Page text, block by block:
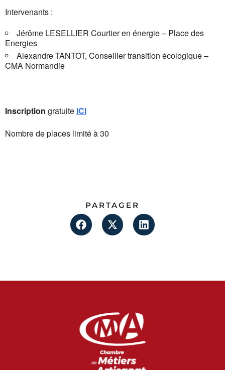
Intervenants :
Jérôme LESELLIER Courtier en énergie – Place des
Energies
Alexandre TANTOT, Conseiller transition écologique –
CMA Normandie
Inscription gratuite ICI
Nombre de places limité à 30
PARTAGER